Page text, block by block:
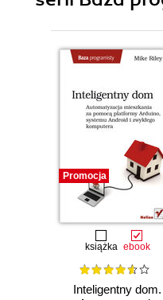
Promocja
książka ebook
Inteligentny dom.